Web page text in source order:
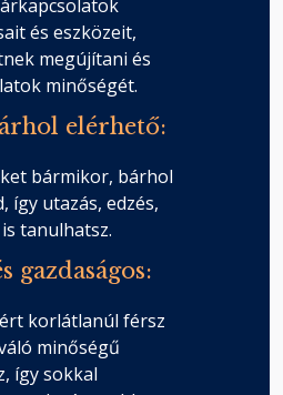
és eszközeit,
megújítani és
minőségét.
elérhető:
bármikor, bárhol
így utazás, edzés,
tanulhatsz.
gazdaságos:
korlátlanúl férsz
minőségű
így sokkal